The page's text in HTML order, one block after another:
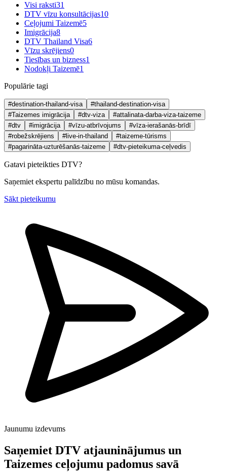
Visi raksti31
DTV vīzu konsultācijas10
Ceļojumi Taizemē5
Imigrācija8
DTV Thailand Visa6
Vīzu skrējiens0
Tiesības un bizness1
Nodokļi Taizemē1
Populārie tagi
#destination-thailand-visa
#thailand-destination-visa
#Taizemes imigrācija
#dtv-viza
#attalinata-darba-viza-taizeme
#dtv
#imigrācija #vīzu-atbrīvojums
#vīza-ierašanās-brīdī
#robežskrējiens
#live-in-thailand
#taizeme-tūrisms
#pagarināta-uzturēšanās-taizeme
#dtv-pieteikuma-ceļvedis
Gatavi pieteikties DTV?
Saņemiet ekspertu palīdzību no mūsu komandas.
Sākt pieteikumu
Jaunumu izdevums
Saņemiet DTV atjauninājumus un
Taizemes ceļojumu padomus savā